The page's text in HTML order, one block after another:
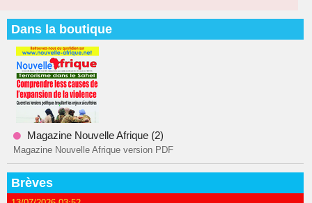
Dans la boutique
Magazine Nouvelle Afrique (2)
Magazine Nouvelle Afrique version PDF
Brèves